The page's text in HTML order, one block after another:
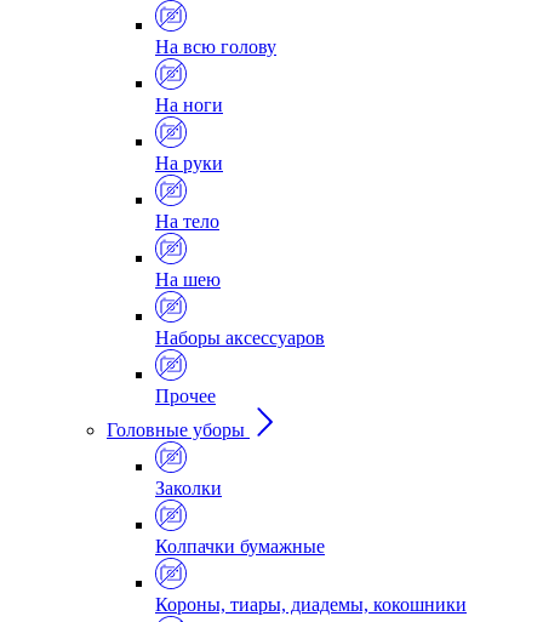
На всю голову
На ноги
На руки
На тело
На шею
Наборы аксессуаров
Прочее
Головные уборы
Заколки
Колпачки бумажные
Короны, тиары, диадемы, кокошники